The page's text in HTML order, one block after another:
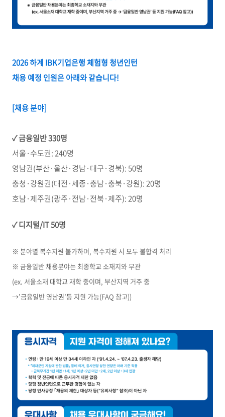
2026 하계 IBK기업은행 체험형 청년인턴
채용 예정 인원은 아래와 같습니다!
[채용 분야]
✓금융일반 330명
서울·수도권: 240명
영남권(부산·울산·경남·대구·경북): 50명
충청·강원권(대전·세종·충남·충북·강원): 20명
호남·제주권(광주·전남·전북·제주): 20명
✓디지털/IT 50명
※ 분야별 복수지원 불가하며, 복수지원 시 모두 불합격 처리
​※ 금융일반 채용분야는 최종학교 소재지와 무관
(ex. 서울소재 대학교 재학 중이며, 부산지역 거주 중
→’금융일반 영남권’등 지원 가능(FAQ 참고))